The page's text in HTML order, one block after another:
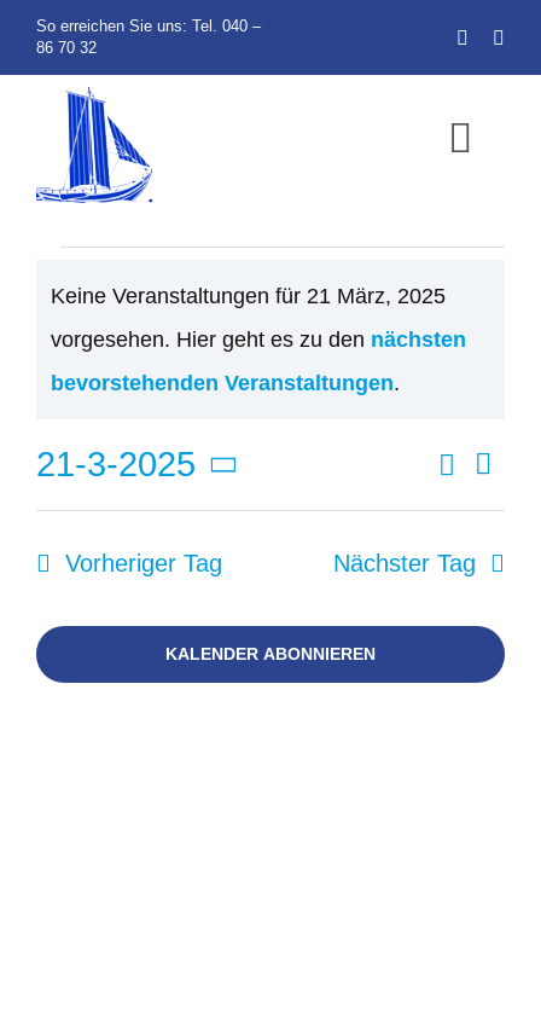
Zum
springen
So erreichen Sie uns: Tel. 040 –
86 70 32
Über uns
Mitglied
für
21
März,
2025
Hinweis
Keine Veranstaltungen für 21 März, 2025
vorgesehen. Hier geht es zu den nächsten
bevorstehenden Veranstaltungen.
und
Suche
Tag
21-3-2025
Datum
Vorheriger Tag Nächster Tag
KALENDER ABONNIEREN